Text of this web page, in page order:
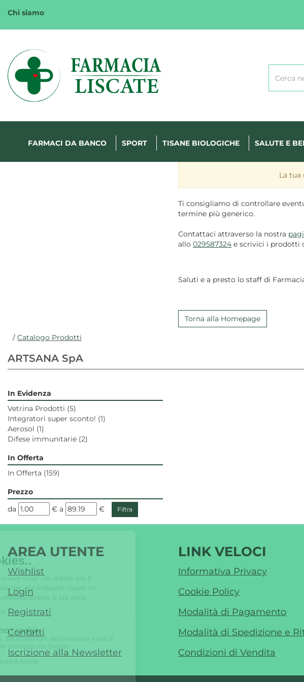
Chi siamo
Margherita
FarmaWeb
Prodotto
FARMACI DA BANCO SPORT TISANE BIOLOGICHE SALUTE E
La tua
Ti consigliamo di controllare
termine più generico.
Contattaci attraverso la nostra
allo 029587324 e scrivici i prodotti
Saluti e a presto lo staff di
Torna alla Homepage
/ Catalogo Prodotti
ARTSANA SpA
In Evidenza
Vetrina Prodotti (5)
Integratori super sconto! (1)
Aerosol (1)
Difese immunitarie (2)
In Offerta
In Offerta (159)
Prezzo
filtra
da € filtra
a €
AREA UTENTE
Wishlist
Login
Registrati
Contatti
Iscrizione alla Newsletter
LINK VELOCI
Informativa Privacy
Cookie Policy
Modalità di Pagamento
Modalità di Spedizione e
Condizioni di Vendita